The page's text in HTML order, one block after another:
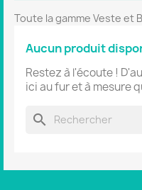
Toute la gamme Veste et
Aucun produit
Restez à l'écoute !
ici au fur et à mesure
search